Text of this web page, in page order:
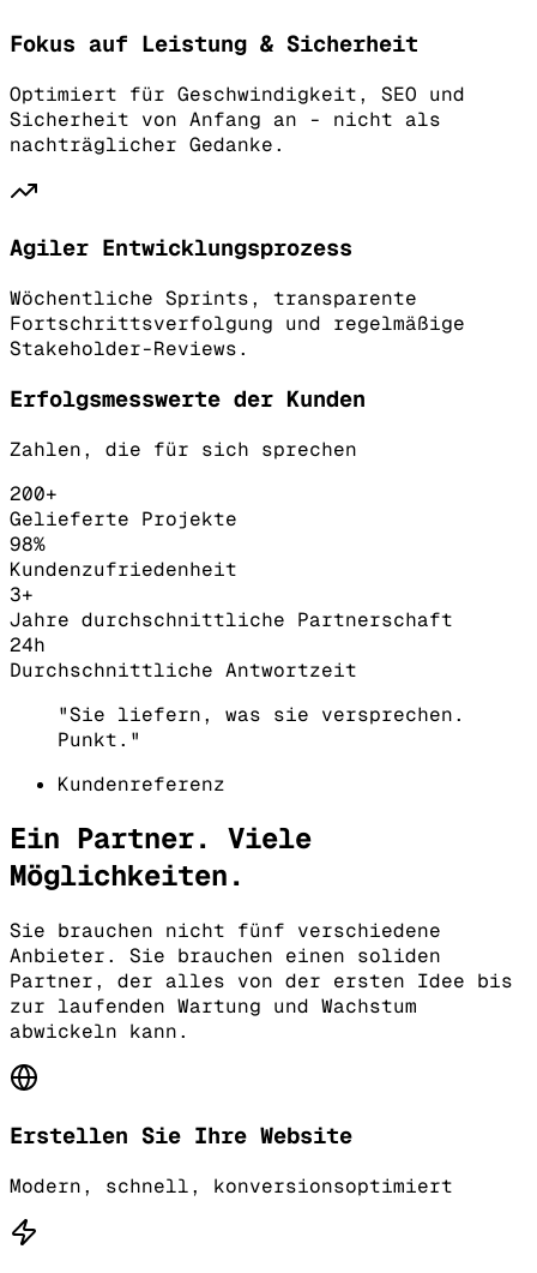
Fokus auf Leistung & Sicherheit
Optimiert für Geschwindigkeit, SEO und
Sicherheit von Anfang an - nicht als
nachträglicher Gedanke.
Agiler Entwicklungsprozess
Wöchentliche Sprints, transparente
Fortschrittsverfolgung und regelmäßige
Stakeholder-Reviews.
Erfolgsmesswerte der Kunden
Zahlen, die für sich sprechen
200+
Gelieferte Projekte
98%
Kundenzufriedenheit
3+
Jahre durchschnittliche Partnerschaft
24h
Durchschnittliche Antwortzeit
"Sie liefern, was sie versprechen.
Punkt."
Kundenreferenz
Ein Partner. Viele
Möglichkeiten.
Sie brauchen nicht fünf verschiedene
Anbieter. Sie brauchen einen soliden
Partner, der alles von der ersten Idee bis
zur laufenden Wartung und Wachstum
abwickeln kann.
Erstellen Sie Ihre Website
Modern, schnell, konversionsoptimiert